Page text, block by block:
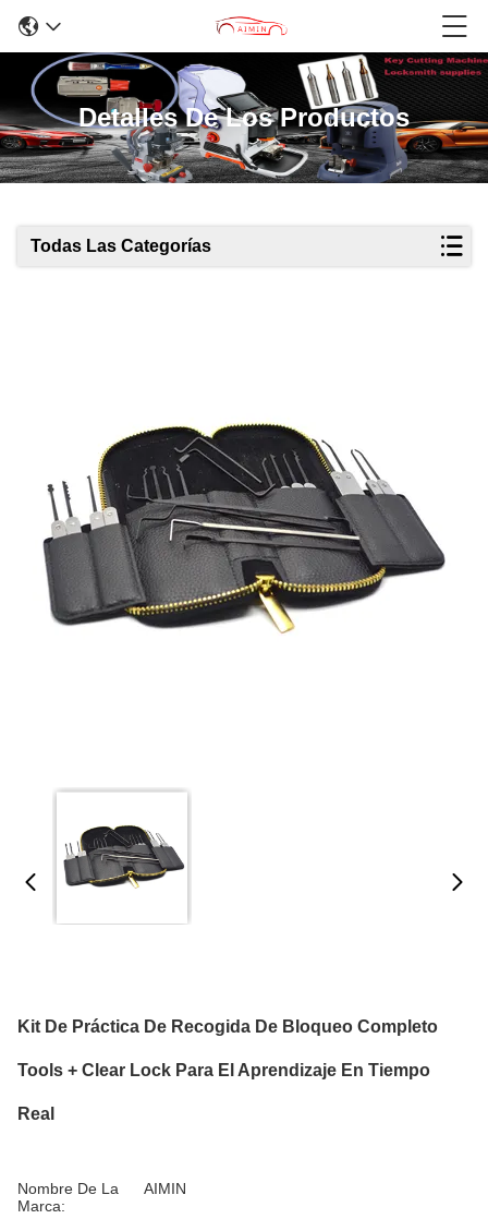
Detalles De Los Productos
Todas Las Categorías
Kit De Práctica De Recogida De Bloqueo Completo
Tools + Clear Lock Para El Aprendizaje En Tiempo
Real
Nombre De La
Marca:
AIMIN